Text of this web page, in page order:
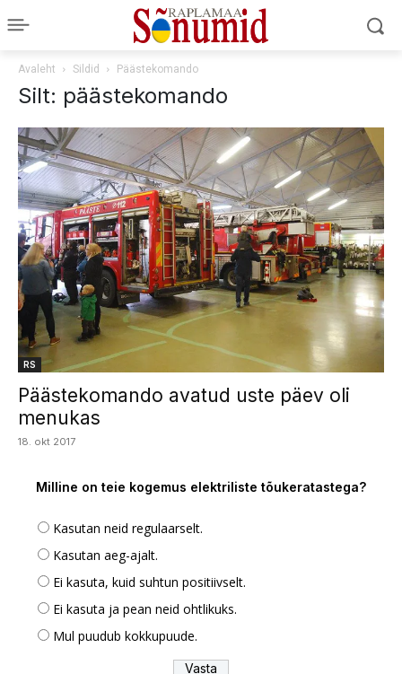
Avaleht Sildid Päästekomando
Silt: päästekomando
RS
Päästekomando avatud uste päev oli
menukas
18. okt 2017
Milline on teie kogemus elektriliste tõukeratastega?
Kasutan neid regulaarselt.
Kasutan aeg-ajalt.
Ei kasuta, kuid suhtun positiivselt.
Ei kasuta ja pean neid ohtlikuks.
Mul puudub kokkupuude.